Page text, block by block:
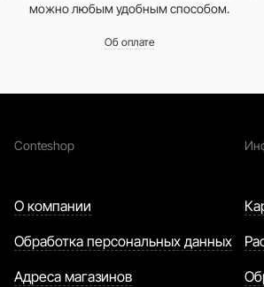
можно любым удобным способом.
Об оплате
Conteshop
О компании
Обработка персональных данных
Адреса магазинов